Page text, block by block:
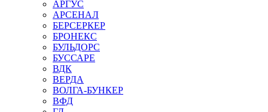
АРГУС
АРСЕНАЛ
БЕРСЕРКЕР
БРОНЕКС
БУЛЬДОРС
БУССАРЕ
ВДК
ВЕРДА
ВОЛГА-БУНКЕР
ВФД